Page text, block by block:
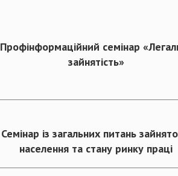
Профінформаційний семінар
зайнятість»
Семінар із загальних питань
населення та стану ринку праці